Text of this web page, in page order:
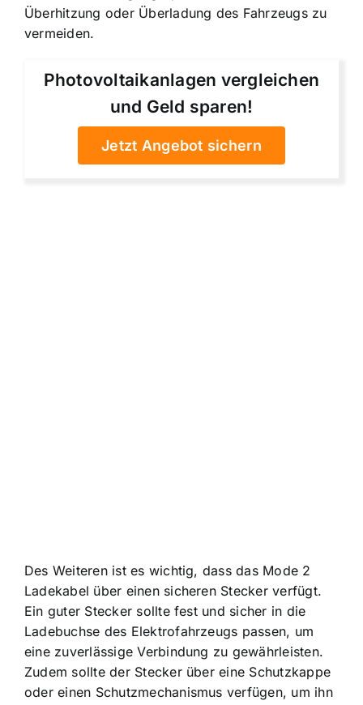
Überhitzung oder Überladung des Fahrzeugs zu
vermeiden.
Photovoltaikanlagen vergleichen
und Geld sparen!
Jetzt Angebot sichern
Des Weiteren ist es wichtig, dass das Mode 2
Ladekabel über einen sicheren Stecker verfügt.
Ein guter Stecker sollte fest und sicher in die
Ladebuchse des Elektrofahrzeugs passen, um
eine zuverlässige Verbindung zu gewährleisten.
Zudem sollte der Stecker über eine Schutzkappe
oder einen Schutzmechanismus verfügen, um ihn